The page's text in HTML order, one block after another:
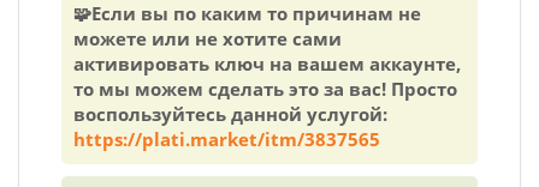
🧩Если вы по каким то причинам не
можете или не хотите сами
активировать ключ на вашем аккаунте,
то мы можем сделать это за вас! Просто
воспользуйтесь данной услугой:
https://plati.market/itm/3837565